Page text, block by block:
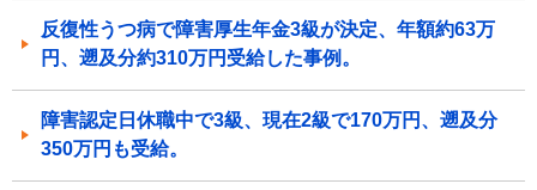
反復性うつ病で障害厚生年金3級が決定、年額約63万
円、遡及分約310万円受給した事例。
障害認定日休職中で3級、現在2級で170万円、遡及分
350万円も受給。